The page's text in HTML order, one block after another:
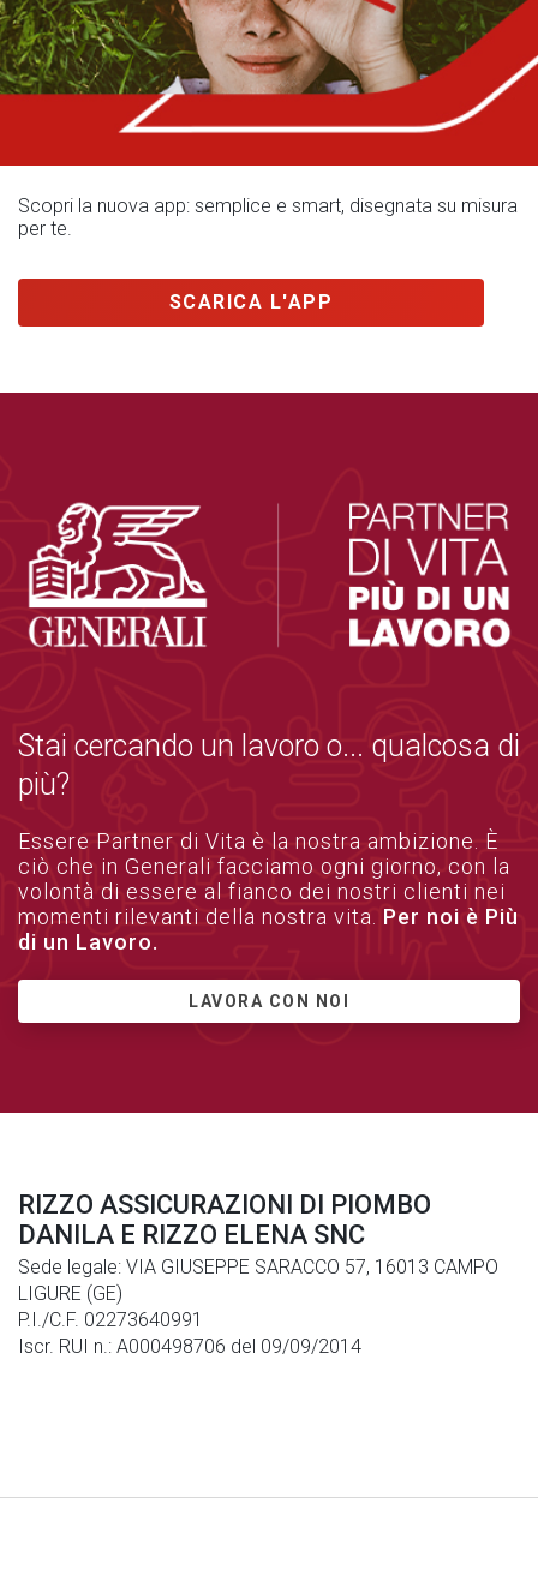
Scopri la nuova app: semplice e smart, disegnata su misura
per te.
SCARICA L'APP
Stai cercando un lavoro o... qualcosa di
più?
Essere Partner di Vita è la nostra ambizione. È
ciò che in Generali facciamo ogni giorno, con la
volontà di essere al fianco dei nostri clienti nei
momenti rilevanti della nostra vita. Per noi è Più
di un Lavoro.
LAVORA CON NOI
RIZZO ASSICURAZIONI DI PIOMBO
DANILA E RIZZO ELENA SNC
Sede legale: VIA GIUSEPPE SARACCO 57, 16013 CAMPO
LIGURE (GE)
P.I./C.F. 02273640991
Iscr. RUI n.: A000498706 del 09/09/2014